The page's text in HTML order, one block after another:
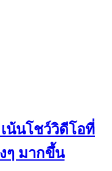
น้นโชว์วิดีโอที่
ๆ มากขึ้น